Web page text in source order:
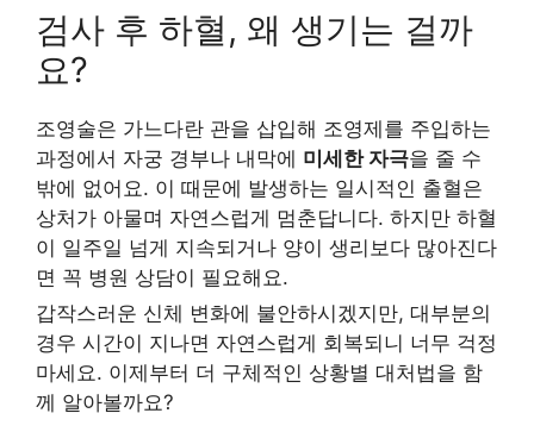
검사 후 하혈, 왜 생기는 걸까
요?
조영술은 가느다란 관을 삽입해 조영제를 주입하는
과정에서 자궁 경부나 내막에 미세한 자극을 줄 수
밖에 없어요. 이 때문에 발생하는 일시적인 출혈은
상처가 아물며 자연스럽게 멈춘답니다. 하지만 하혈
이 일주일 넘게 지속되거나 양이 생리보다 많아진다
면 꼭 병원 상담이 필요해요.
갑작스러운 신체 변화에 불안하시겠지만, 대부분의
경우 시간이 지나면 자연스럽게 회복되니 너무 걱정
마세요. 이제부터 더 구체적인 상황별 대처법을 함
께 알아볼까요?